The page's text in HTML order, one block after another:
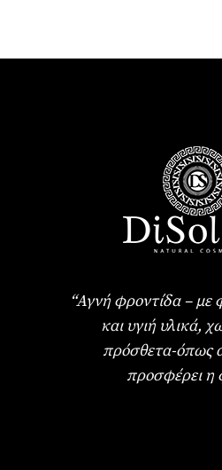
“Αγνή φροντίδα – με
και υγιή υλικά,
πρόσθετα-όπως
προσφέρει η